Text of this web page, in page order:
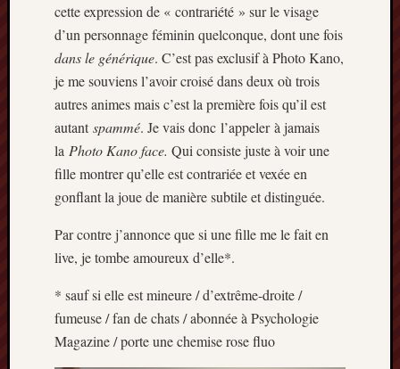
cette expression de « contrariété » sur le visage
d’un personnage féminin quelconque, dont une fois
dans le générique. C’est pas exclusif à Photo Kano,
je me souviens l’avoir croisé dans deux où trois
autres animes mais c’est la première fois qu’il est
autant spammé. Je vais donc l’appeler à jamais
la Photo Kano face. Qui consiste juste à voir une
fille montrer qu’elle est contrariée et vexée en
gonflant la joue de manière subtile et distinguée.
Par contre j’annonce que si une fille me le fait en
live, je tombe amoureux d’elle*.
* sauf si elle est mineure / d’extrême-droite /
fumeuse / fan de chats / abonnée à Psychologie
Magazine / porte une chemise rose fluo